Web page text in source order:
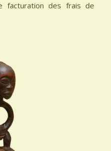
facturation des frais de